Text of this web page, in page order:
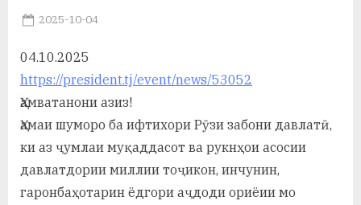
Posted
2025-10-04
04.10.2025
https://president.tj/event/news/53052
Ҳамватанони азиз!
Ҳамаи шуморо ба ифтихори Рӯзи забони давлатӣ,
ки аз ҷумлаи муқаддасот ва рукнҳои асосии
давлатдории миллии тоҷикон, инчунин,
гаронбаҳотарин ёдгори аҷдоди ориёии мо